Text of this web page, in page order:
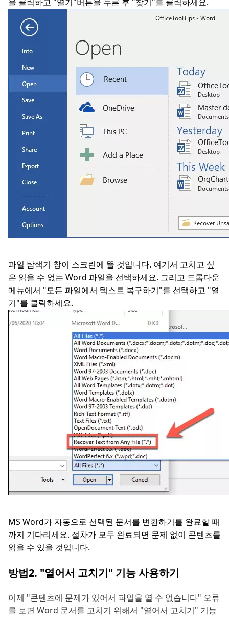
파일 탐색기 창이 스크린에 뜰 것입니다. 여기서 고치고 싶
은 읽을 수 없는 Word 파일을 선택하세요. 그리고 드롭다운
메뉴에서 "모든 파일에서 텍스트 복구하기"를 선택하고 "열
기"를 클릭하세요.
MS Word가 자동으로 선택된 문서를 변환하기를 완료할 때
까지 기다리세요. 절차가 모두 완료되면 문제 없이 콘텐츠를
읽을 수 있을 것입니다.
방법2. "열어서 고치기" 기능 사용하기
이제 "콘텐츠에 문제가 있어서 파일을 열 수 없습니다" 오류
를 보면 Word 문서를 고치기 위해서 "열어서 고치기" 기능